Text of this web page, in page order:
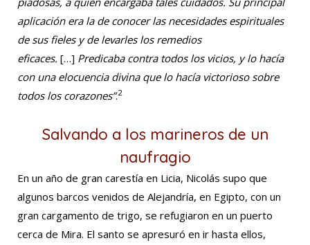
aplicación era la de conocer las necesidades espirituales
de sus fieles y de levarles los remedios
eficaces. […] Predicaba contra todos los vicios, y lo hacía
con una elocuencia divina que lo hacía victorioso sobre
todos los corazones”.2
Salvando a los marineros de un
naufragio
En un año de gran carestía en Licia, Nicolás supo que
algunos barcos venidos de Alejandría, en Egipto, con un
gran cargamento de trigo, se refugiaron en un puerto
cerca de Mira. El santo se apresuró en ir hasta ellos,